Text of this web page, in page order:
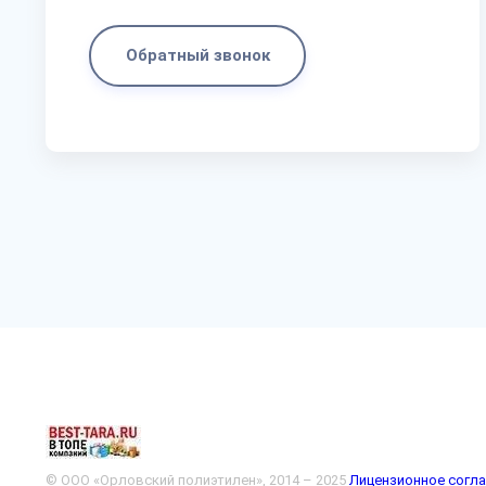
Обратный звонок
© ООО «Орловский полиэтилен», 2014 – 2025 Лицензионное